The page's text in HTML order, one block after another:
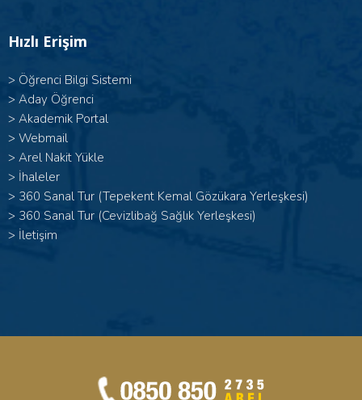
Hızlı Erişim
> Öğrenci Bilgi Sistemi
> Aday Öğrenci
> Akademik Portal
> Webmail
> Arel Nakit Yükle
> İhaleler
> 360 Sanal Tur (Tepekent Kemal Gözükara Yerleşkesi)
> 360 Sanal Tur (Cevizlibağ Sağlık Yerleşkesi)
> İletişim